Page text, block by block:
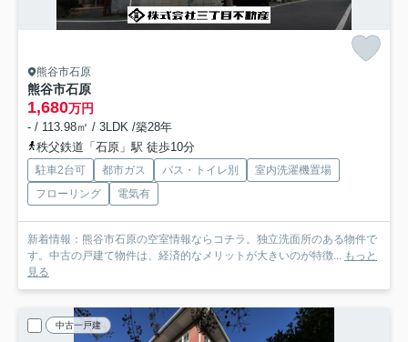
熊谷市石原
熊谷市石原
1,680万円
- / 113.98㎡ / 3LDK /築28年
秩父鉄道「石原」駅 徒歩10分
駐車2台可 都市ガス バス・トイレ別
室内洗濯機置場
フローリング
電気有
新着情報：熊谷市石原の空室情報ならコチラ。独立洗面所のある物件で
す。中古の戸建て物件は、経済的なメリットが大きいのが特徴... もっと
見る
中古一戸建